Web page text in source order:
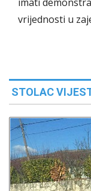
vrijednosti u
STOLAC